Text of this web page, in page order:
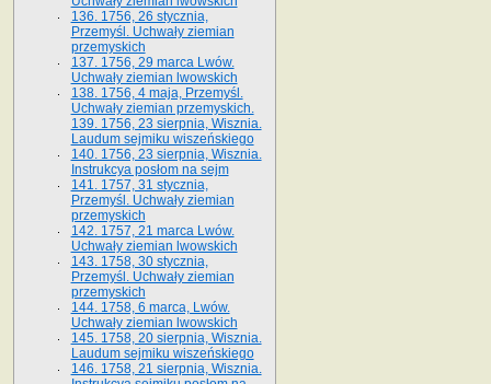
136. 1756, 26 stycznia,
Przemyśl. Uchwały ziemian
przemyskich
137. 1756, 29 marca Lwów.
Uchwały ziemian lwowskich
138. 1756, 4 maja, Przemyśl.
Uchwały ziemian przemyskich.
139. 1756, 23 sierpnia, Wisznia.
Laudum sejmiku wiszeńskiego
140. 1756, 23 sierpnia, Wisznia.
Instrukcya posłom na sejm
141. 1757, 31 stycznia,
Przemyśl. Uchwały ziemian
przemyskich
142. 1757, 21 marca Lwów.
Uchwały ziemian lwowskich
143. 1758, 30 stycznia,
Przemyśl. Uchwały ziemian
przemyskich
144. 1758, 6 marca, Lwów.
Uchwały ziemian lwowskich
145. 1758, 20 sierpnia, Wisznia.
Laudum sejmiku wiszeńskiego
146. 1758, 21 sierpnia, Wisznia.